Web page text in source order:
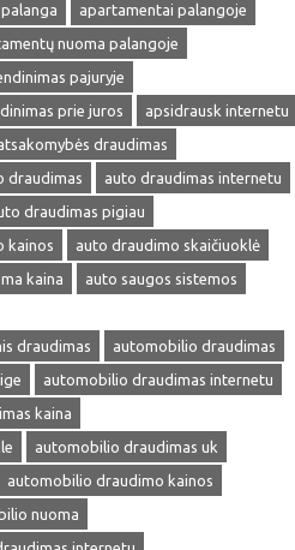
apartamentai palangoje
nuoma palangoje
pajuryje
prie juros
apsidrausk internetu
draudimas
draudimas
auto draudimas internetu
draudimas pigiau
kainos
auto draudimo skaičiuoklė
kaina
auto saugos sistemos
draudimas
automobilio draudimas
automobilio draudimas internetu
kaina
automobilio draudimas uk
automobilio draudimo kainos
nuoma